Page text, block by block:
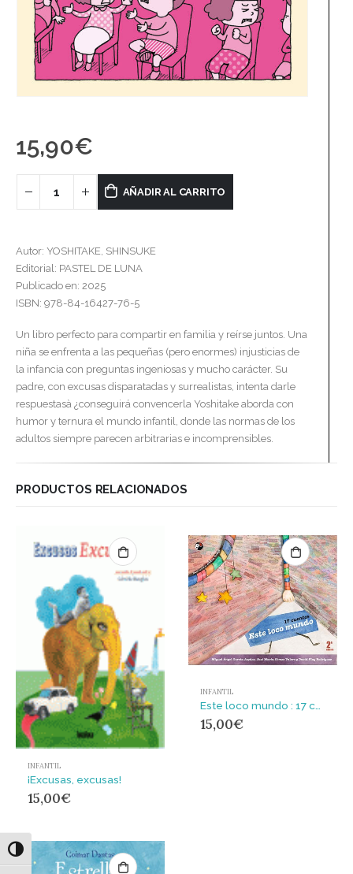
Alternar alto contraste
15,90€
AÑADIR AL CARRITO
Autor: YOSHITAKE, SHINSUKE
Editorial: PASTEL DE LUNA
Publicado en: 2025
ISBN: 978-84-16427-76-5
Un libro perfecto para compartir en familia y reírse juntos. Una
niña se enfrenta a las pequeñas (pero enormes) injusticias de
la infancia con preguntas ingeniosas y mucho carácter. Su
padre, con excusas disparatadas y surrealistas, intenta darle
respuestasà ¿conseguirá convencerla Yoshitake aborda con
humor y ternura el mundo infantil, donde las normas de los
adultos siempre parecen arbitrarias e incomprensibles.
PRODUCTOS RELACIONADOS
INFANTIL
¡Excusas, excusas!
15,00€
INFANTIL
15,00€